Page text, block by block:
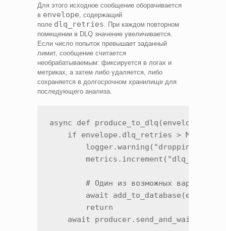
Для этого исходное сообщение оборачивается
в envelope, содержащий
поле dlq_retries. При каждом повторном
помещении в DLQ значение увеличивается.
Если число попыток превышает заданный
лимит, сообщение считается
необрабатываемым: фиксируется в логах и
метриках, а затем либо удаляется, либо
сохраняется в долгосрочном хранилище для
последующего анализа.
async def produce_to_dlq(envelope:
if envelope.dlq_retries >
logger.warning("dropping
        # Один из возможных вариантов
        await add_to_database(envelope)
        return